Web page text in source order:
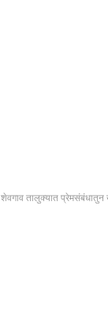
शेवगाव तालुक्यात प्रेमसंबंधातुन